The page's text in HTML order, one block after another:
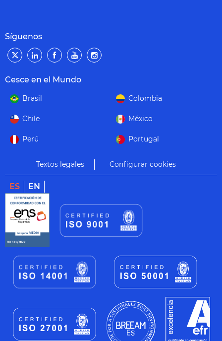
Síguenos
Cesce en el Mundo
Brasil Colombia
Chile México
Perú Portugal
Textos legales Configurar cookies
ES EN